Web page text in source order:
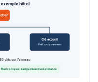
hôtel
Clé accueil
Hall uniquement
clés sur l’anneau
Électronique : badge désactivé à distance